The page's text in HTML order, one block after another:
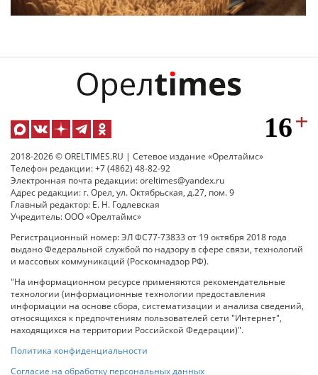
2018-2026 © ORELTIMES.RU | Сетевое издание «Орелтаймс»
Телефон редакции: +7 (4862) 48-82-92
Электронная почта редакции: oreltimes@yandex.ru
Адрес редакции: г. Орел, ул. Октябрьская, д.27, пом. 9
Главный редактор: Е. Н. Годлевская
Учредитель: ООО «Орелтаймс»
Регистрационный номер: ЭЛ ФС77-73833 от 19 октября 2018 года
выдано Федеральной службой по надзору в сфере связи, технологий
и массовых коммуникаций (Роскомнадзор РФ).
"На информационном ресурсе применяются рекомендательные
технологии (информационные технологии предоставления
информации на основе сбора, систематизации и анализа сведений,
относящихся к предпочтениям пользователей сети "Интернет",
находящихся на территории Российской Федерации)".
Политика конфиденциальности
Согласие на обработку персональных данных